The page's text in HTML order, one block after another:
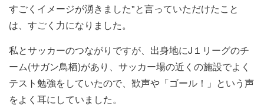
すごくイメージが湧きました"と言っていただけたこと
は、すごく力になりました。
私とサッカーのつながりですが、出身地にJ１リーグのチ
ーム(サガン鳥栖)があり、サッカー場の近くの施設でよく
テスト勉強をしていたので、歓声や「ゴール！」という声
をよく耳にしていました。